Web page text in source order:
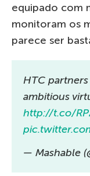
equipado com
monitoram os
parece ser
HTC
ambitious
http://t.co/
— Mashable